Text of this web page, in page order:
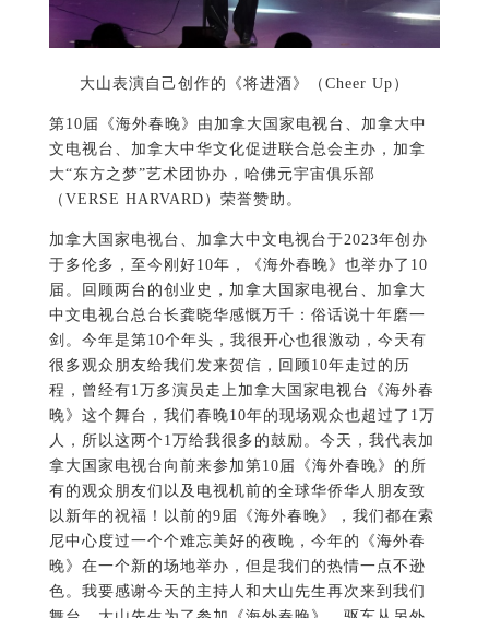
大山表演自己创作的《将进酒》（Cheer Up）
第10届《海外春晚》由加拿大国家电视台、加拿大中
文电视台、加拿大中华文化促进联合总会主办，加拿
大“东方之梦”艺术团协办，哈佛元宇宙俱乐部
（VERSE HARVARD）荣誉赞助。
加拿大国家电视台、加拿大中文电视台于2023年创办
于多伦多，至今刚好10年，《海外春晚》也举办了10
届。回顾两台的创业史，加拿大国家电视台、加拿大
中文电视台总台长龚晓华感慨万千：俗话说十年磨一
剑。今年是第10个年头，我很开心也很激动，今天有
很多观众朋友给我们发来贺信，回顾10年走过的历
程，曾经有1万多演员走上加拿大国家电视台《海外春
晚》这个舞台，我们春晚10年的现场观众也超过了1万
人，所以这两个1万给我很多的鼓励。今天，我代表加
拿大国家电视台向前来参加第10届《海外春晚》的所
有的观众朋友们以及电视机前的全球华侨华人朋友致
以新年的祝福！以前的9届《海外春晚》，我们都在索
尼中心度过一个个难忘美好的夜晚，今年的《海外春
晚》在一个新的场地举办，但是我们的热情一点不逊
色。我要感谢今天的主持人和大山先生再次来到我们